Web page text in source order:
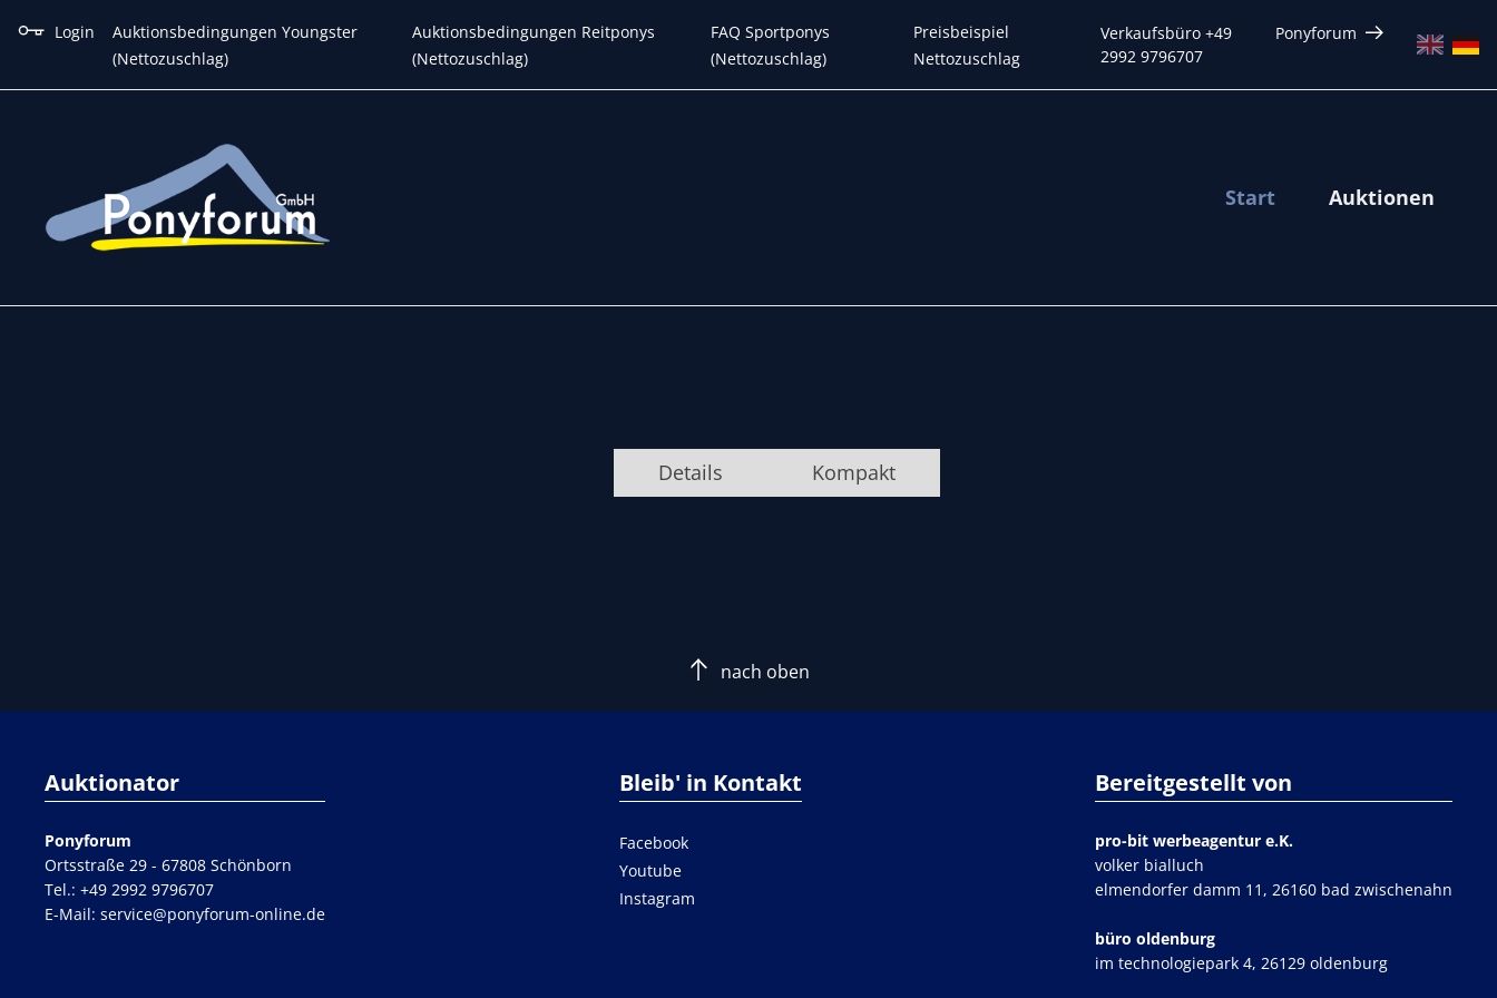
Login
Auktionsbedingungen Youngster
(Nettozuschlag)
Auktionsbedingungen Reitponys
(Nettozuschlag)
FAQ Sportponys
(Nettozuschlag)
Preisbeispiel
Nettozuschlag
Verkaufsbüro +49
2992 9796707
Ponyforum
Start Auktionen
Details Kompakt
nach oben
Auktionator
Ponyforum
Ortsstraße 29 - 67808 Schönborn
Tel.: +49 2992 9796707
E-Mail: service@ponyforum-online.de
Bleib' in Kontakt
Facebook
Youtube
Instagram
Bereitgestellt von
pro-bit werbeagentur e.K.
volker bialluch
elmendorfer damm 11, 26160 bad zwischenahn
büro oldenburg
im technologiepark 4, 26129 oldenburg